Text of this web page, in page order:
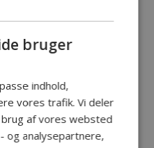
for nutidig cirkus på flere
bruger
indhold,
vores trafik. Vi deler
af vores websted
og analysepartnere,